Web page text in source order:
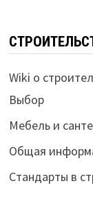
Wiki о
Выбор
Мебель и
Общая
Стандарты в